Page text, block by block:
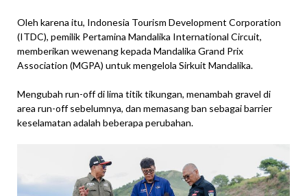
Oleh karena itu, Indonesia Tourism Development Corporation
(ITDC), pemilik Pertamina Mandalika International Circuit,
memberikan wewenang kepada Mandalika Grand Prix
Association (MGPA) untuk mengelola Sirkuit Mandalika.
Mengubah run-off di lima titik tikungan, menambah gravel di
area run-off sebelumnya, dan memasang ban sebagai barrier
keselamatan adalah beberapa perubahan.